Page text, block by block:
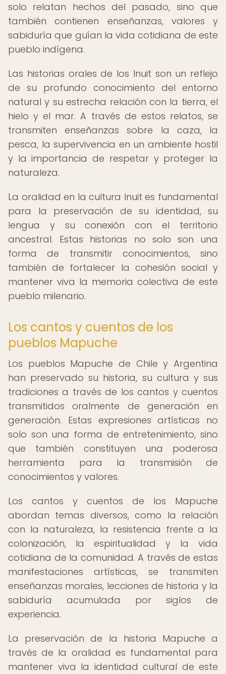
solo relatan hechos del pasado, sino que
también contienen enseñanzas, valores y
sabiduría que guían la vida cotidiana de este
pueblo indígena.
Las historias orales de los Inuit son un reflejo
de su profundo conocimiento del entorno
natural y su estrecha relación con la tierra, el
hielo y el mar. A través de estos relatos, se
transmiten enseñanzas sobre la caza, la
pesca, la supervivencia en un ambiente hostil
y la importancia de respetar y proteger la
naturaleza.
La oralidad en la cultura Inuit es fundamental
para la preservación de su identidad, su
lengua y su conexión con el territorio
ancestral. Estas historias no solo son una
forma de transmitir conocimientos, sino
también de fortalecer la cohesión social y
mantener viva la memoria colectiva de este
pueblo milenario.
Los cantos y cuentos de los
pueblos Mapuche
Los pueblos Mapuche de Chile y Argentina
han preservado su historia, su cultura y sus
tradiciones a través de los cantos y cuentos
transmitidos oralmente de generación en
generación. Estas expresiones artísticas no
solo son una forma de entretenimiento, sino
que también constituyen una poderosa
herramienta para la transmisión de
conocimientos y valores.
Los cantos y cuentos de los Mapuche
abordan temas diversos, como la relación
con la naturaleza, la resistencia frente a la
colonización, la espiritualidad y la vida
cotidiana de la comunidad. A través de estas
manifestaciones artísticas, se transmiten
enseñanzas morales, lecciones de historia y la
sabiduría acumulada por siglos de
experiencia.
La preservación de la historia Mapuche a
través de la oralidad es fundamental para
mantener viva la identidad cultural de este